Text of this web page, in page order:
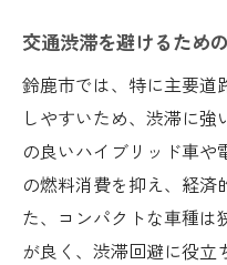
交通渋滞を避けるため
鈴鹿市では、特に主要道
しやすいため、渋滞に
の良いハイブリッド車や
の燃料消費を抑え、経済
た、コンパクトな車種は
が良く、渋滞回避に役